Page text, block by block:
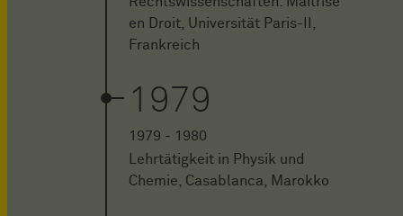
en Droit, Universität Paris-II,
Frankreich
1979
1979 - 1980
Lehrtätigkeit in Physik und
Chemie, Casablanca, Marokko